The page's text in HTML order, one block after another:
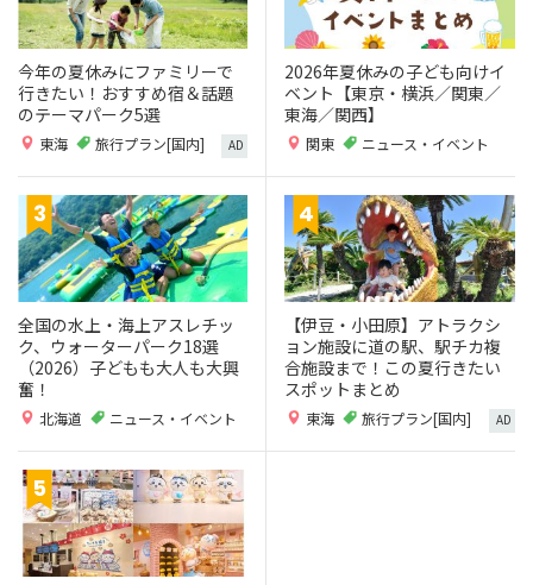
今年の夏休みにファミリーで
行きたい！おすすめ宿＆話題
のテーマパーク5選
東海 旅行プラン[国内] AD
2026年夏休みの子ども向けイ
ベント【東京・横浜／関東／
東海／関西】
関東 ニュース・イベント
全国の水上・海上アスレチッ
ク、ウォーターパーク18選
（2026）子どもも大人も大興
奮！
北海道 ニュース・イベント
【伊豆・小田原】アトラクシ
ョン施設に道の駅、駅チカ複
合施設まで！この夏行きたい
スポットまとめ
東海 旅行プラン[国内] AD